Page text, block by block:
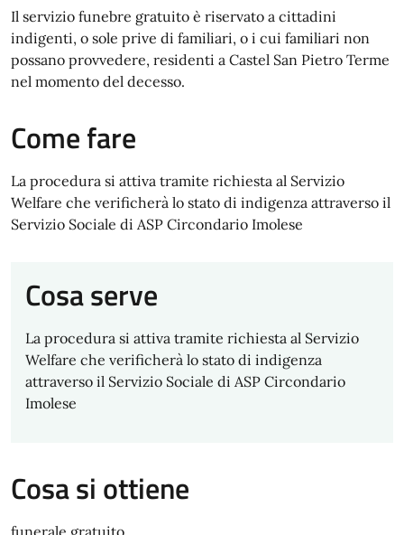
Il servizio funebre gratuito è riservato a cittadini
indigenti, o sole prive di familiari, o i cui familiari non
possano provvedere, residenti a Castel San Pietro Terme
nel momento del decesso.
Come fare
La procedura si attiva tramite richiesta al Servizio
Welfare che verificherà lo stato di indigenza attraverso il
Servizio Sociale di ASP Circondario Imolese
Cosa serve
La procedura si attiva tramite richiesta al Servizio
Welfare che verificherà lo stato di indigenza
attraverso il Servizio Sociale di ASP Circondario
Imolese
Cosa si ottiene
funerale gratuito